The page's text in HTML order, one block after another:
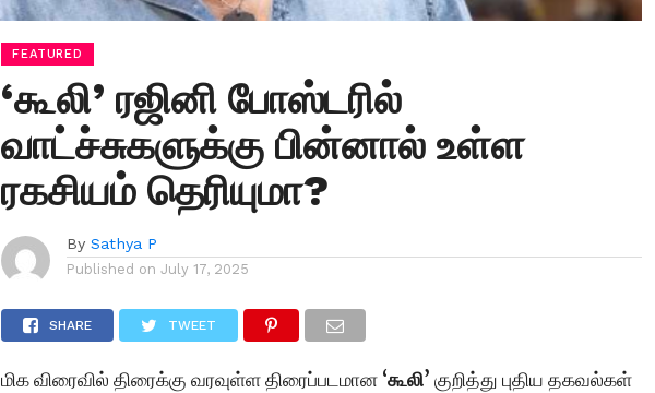
FEATURED
‘கூலி’ ரஜினி போஸ்டரில்
வாட்ச்சுகளுக்கு பின்னால் உள்ள
ரகசியம் தெரியுமா?
By Sathya P
Published on July 17, 2025
SHARE TWEET
மிக விரைவில் திரைக்கு வரவுள்ள திரைப்படமான ‘கூலி’ குறித்து புதிய தகவல்கள்